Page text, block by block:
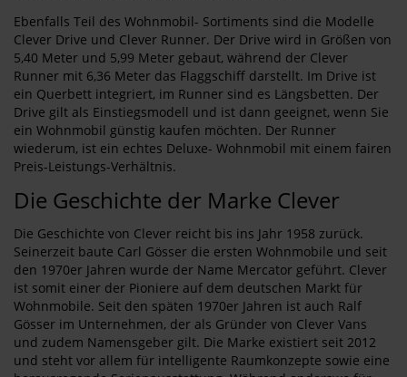
Ebenfalls Teil des Wohnmobil- Sortiments sind die Modelle
Clever Drive und Clever Runner. Der Drive wird in Größen von
5,40 Meter und 5,99 Meter gebaut, während der Clever
Runner mit 6,36 Meter das Flaggschiff darstellt. Im Drive ist
ein Querbett integriert, im Runner sind es Längsbetten. Der
Drive gilt als Einstiegsmodell und ist dann geeignet, wenn Sie
ein Wohnmobil günstig kaufen möchten. Der Runner
wiederum, ist ein echtes Deluxe- Wohnmobil mit einem fairen
Preis-Leistungs-Verhältnis.
Die Geschichte der Marke Clever
Die Geschichte von Clever reicht bis ins Jahr 1958 zurück.
Seinerzeit baute Carl Gösser die ersten Wohnmobile und seit
den 1970er Jahren wurde der Name Mercator geführt. Clever
ist somit einer der Pioniere auf dem deutschen Markt für
Wohnmobile. Seit den späten 1970er Jahren ist auch Ralf
Gösser im Unternehmen, der als Gründer von Clever Vans
und zudem Namensgeber gilt. Die Marke existiert seit 2012
und steht vor allem für intelligente Raumkonzepte sowie eine